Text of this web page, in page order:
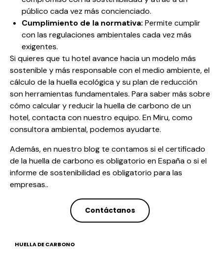
público cada vez más concienciado.
Cumplimiento de la normativa: Permite cumplir
con las regulaciones ambientales cada vez más
exigentes.
Si quieres que tu hotel avance hacia un modelo más
sostenible y más responsable con el medio ambiente, el
cálculo de la huella ecológicay su plan de reducción
son herramientas fundamentales. Para saber más sobre
cómo calcular y reducir la huella de carbono de un
hotel, contacta con nuestro equipo. En Miru, como
consultora ambiental, podemos ayudarte.
Además, en nuestro blog te contamos si elcertificado
de la huella de carbono es obligatorio en España o si el
informe de sostenibilidad es obligatorio para las
empresas..
Contáctanos
HUELLA DE CARBONO